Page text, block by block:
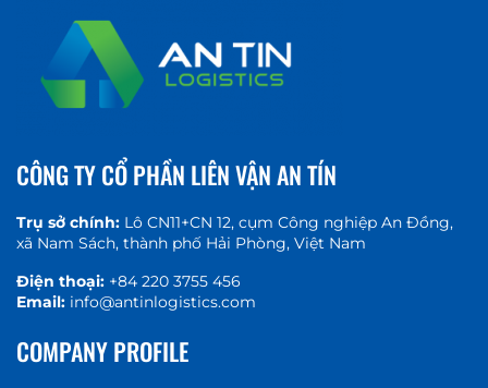
CÔNG TY CỔ PHẦN LIÊN VẬN AN TÍN
Trụ sở chính: Lô CN11+CN 12, cụm Công nghiệp An Đồng,
xã Nam Sách, thành phố Hải Phòng, Việt Nam
Điện thoại: +84 220 3755 456
Email: info@antinlogistics.com
COMPANY PROFILE